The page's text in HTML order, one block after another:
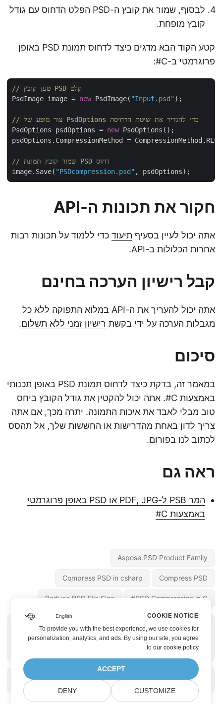
לבסוף, שמור את קובץ ה-PSD הפלט הדחוס עם גודל
קובץ מופחת.
קטע הקוד הבא מדגים כיצד לדחוס תמונת PSD באופן
פרוגרמטי ב-C#:
// טען קובץ PSD קלט
PsdImage image = new PsdImage( "Input.psd" );
// צור מופע של PsdOptions כדי להגדיר את שיטת הדחיסה
PsdOptions psdOptions = new PsdOptions();
psdOptions.CompressionMethod = CompressionMethod.RLE;
// שמור קובץ תמונת PSD דחוס
image.Save( "PSDcompression.psd"
חקור את תכונות ה-API
אתה יכול לעיין בסעיף תיעוד כדי ללמוד על תכונות רבות
אחרות הכלולות ב-API.
קבל רישיון הערכה בחינם
אתה יכול להעריך את ה-API במלוא התפוקה ללא כל
מגבלות הערכה על ידי בקשת רישיון זמני ללא תשלום.
סיכום
במאמר זה, בדקת כיצד לדחוס תמונת PSD באופן תכנותי
באמצעות C#. אתה יכול להקטין את גודל הקובץ ביחס
טוב מבלי לאבד את איכות התמונה. יתרה מכך, אם אתה
צריך לדון באחת מהדרישות או החששות שלך, אל תהסס
לכתוב לנו בפורום.
ראה גם
המר PSB ל-PDF, JPG או PSD באופן פרוגרמטי
באמצעות C#
Aspose.PSD Product Family
Compress PSD
Compress PSD in csharp
PSD Compression in C#
Reduce PSD File Size
הוסף חתימה לתמונה
צור תמונת PSD ב-C#
COOKIE NOTICE
To provide you with the best experience, we use cookies for
personalization, analytics, and ads. By using our site, you agree
to our cookie policy
.
ACCEPT
CUSTOMIZE
DENY